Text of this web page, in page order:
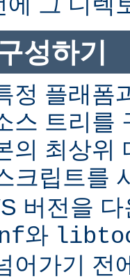
성하기
정 플래폼
스 트리를
의 최상위
크립트를
버전을
와
어가기 전